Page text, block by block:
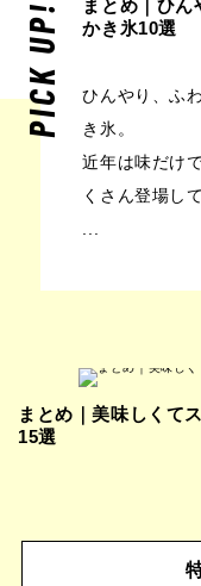
PICK UP!
まとめ｜ひ
かき氷10選
ひんやり、ふ
き氷。
近年は味だけ
くさん登場し
まとめ｜美味しくて
15選